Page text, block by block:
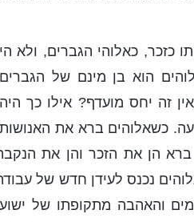
כזכר, כאלוהי הגברים, ולא
הוא בן מינם של
זה יחס מועדף? אילו כך
כשאלוהים ברא את
הן את הזכר והן את
נכנס לעידן חדש של
והאהבה מתקופתו של